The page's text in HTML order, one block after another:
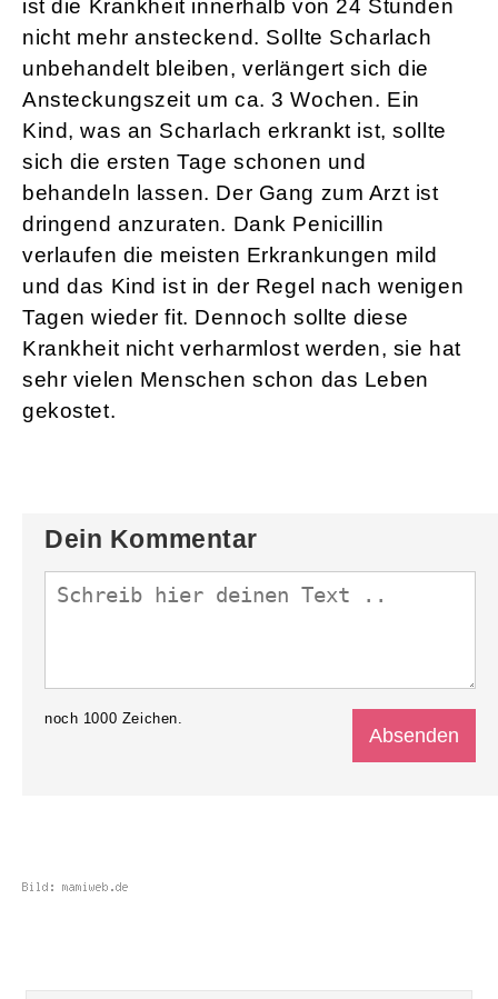
ist die Krankheit innerhalb von 24 Stunden
nicht mehr ansteckend. Sollte Scharlach
unbehandelt bleiben, verlängert sich die
Ansteckungszeit um ca. 3 Wochen. Ein
Kind, was an Scharlach erkrankt ist, sollte
sich die ersten Tage schonen und
behandeln lassen. Der Gang zum Arzt ist
dringend anzuraten. Dank Penicillin
verlaufen die meisten Erkrankungen mild
und das Kind ist in der Regel nach wenigen
Tagen wieder fit. Dennoch sollte diese
Krankheit nicht verharmlost werden, sie hat
sehr vielen Menschen schon das Leben
gekostet.
Dein Kommentar
noch 1000 Zeichen.